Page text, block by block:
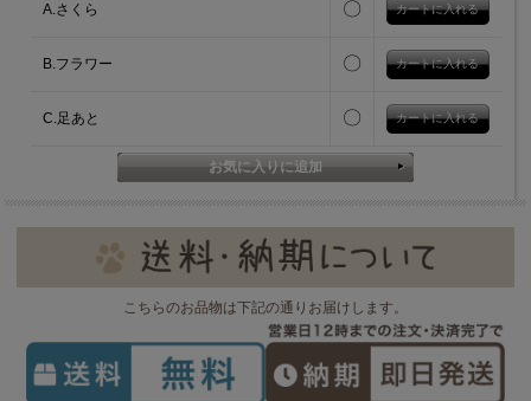
A.さくら 〇
B.フラワー 〇
C.足あと 〇
こちらのお品物は下記の通りお届けします。